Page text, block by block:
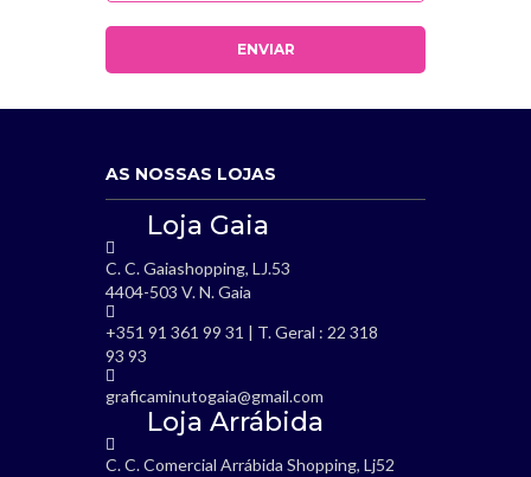
AS NOSSAS LOJAS
Loja Gaia
C. C. Gaiashopping, LJ.53
4404-503 V. N. Gaia
+351 91 361 99 31 | T. Geral : 22 318
93 93
graficaminutogaia@gmail.com
Loja Arrábida
C. C. Comercial Arrábida Shopping, Lj52